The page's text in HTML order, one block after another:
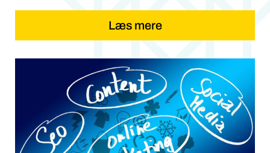
Læs mere